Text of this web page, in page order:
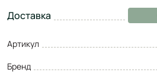
Доставка
Артикул
Бренд